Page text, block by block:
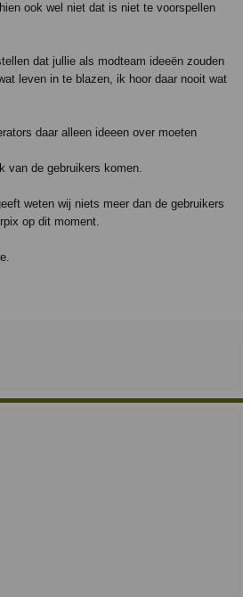
ook wel niet dat is niet te voorspellen
dat jullie als modteam ideeën zouden
leven in te blazen, ik hoor daar nooit wat
daar alleen ideeen over moeten
van de gebruikers komen.
weten wij niets meer dan de gebruikers
op dit moment.